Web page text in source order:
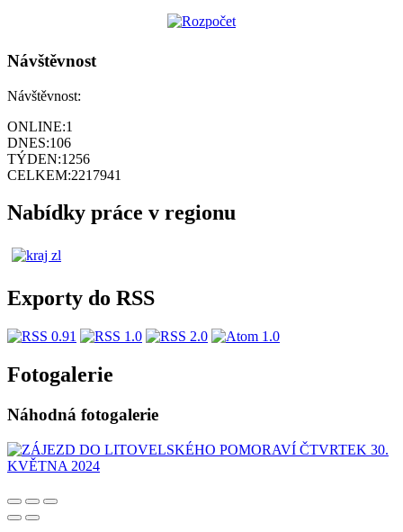
Návštěvnost
Návštěvnost:
ONLINE:1
DNES:106
TÝDEN:1256
CELKEM:2217941
Nabídky práce v regionu
Exporty do RSS
Fotogalerie
Náhodná fotogalerie